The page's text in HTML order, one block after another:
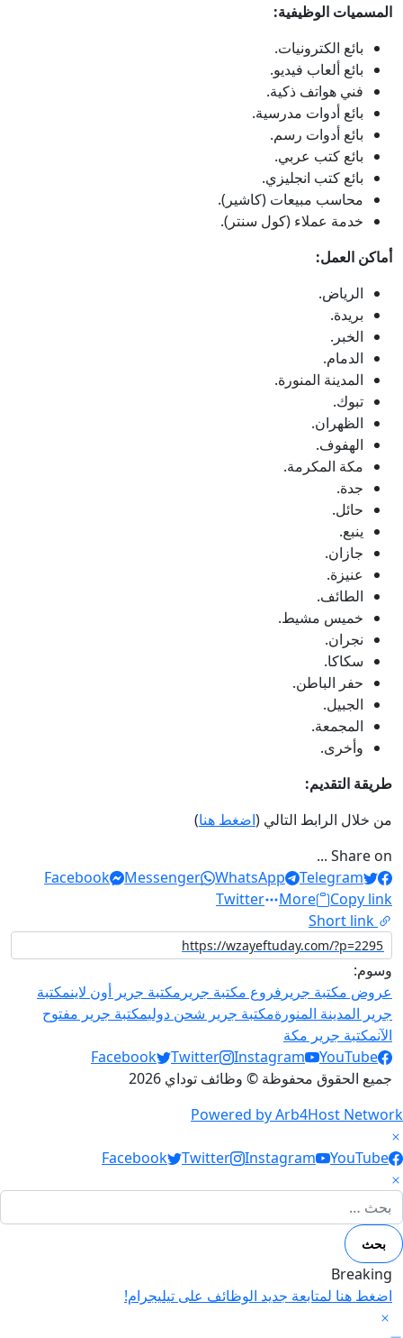
المسميات الوظيفية:
بائع الكترونيات.
بائع ألعاب فيديو.
فني هواتف ذكية.
بائع أدوات مدرسية.
بائع أدوات رسم.
بائع كتب عربي.
بائع كتب انجليزي.
محاسب مبيعات (كاشير).
خدمة عملاء (كول سنتر).
أماكن العمل:
الرياض.
بريدة.
الخبر.
الدمام.
المدينة المنورة.
تبوك.
الظهران.
الهفوف.
مكة المكرمة.
جدة.
حائل.
ينبع.
جازان.
عنيزة.
الطائف.
خميس مشيط.
نجران.
سكاكا.
حفر الباطن.
الجبيل.
المجمعة.
وأخرى.
طريقة التقديم:
من خلال الرابط التالي (اضغط هنا)
Share on ...
Facebook
Messenger WhatsApp
Telegram
Twitter
More
Copy link
Short link
وسوم:
عروض مكتبة جرير فروع مكتبة جرير مكتبة جرير أون لاينمكتبة
جرير المدينة المنورةمكتبة جرير شحن دوليمكتبة جرير مفتوح
الآنمكتبة جرير مكة
Social Links
Facebook Twitter Instagram
YouTube
جميع الحقوق محفوظة © وظائف توداي 2026
Powered by Arb4Host Network
Social Links
Facebook Twitter Instagram YouTube
البحث عن:
Breaking
اضغط هنا لمتابعة جديد الوظائف على تيليجرام!